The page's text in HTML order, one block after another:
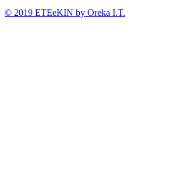
© 2019 ETEeKIN by Oreka I.T.